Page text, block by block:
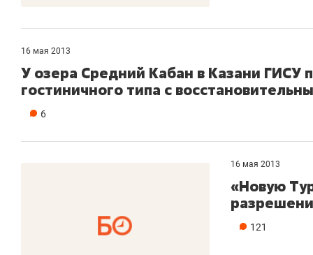
16 мая 2013
У озера Средний Кабан в Казани ГИСУ
гостиничного типа с
6
16 мая 2013
«Новую
121